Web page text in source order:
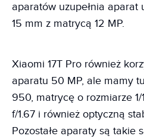
aparatów uzupełnia aparat
15 mm z matrycą 12 MP.
Xiaomi 17T Pro również
aparatu 50 MP, ale mamy
950, matrycę o rozmiarze 1/
f/1.67 i również optyczną
Pozostałe aparaty są takie